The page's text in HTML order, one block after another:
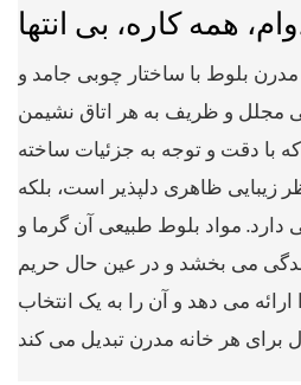
همه کاره، بی انتها
بلوط با ساختار چوبی جامد و
و ظریف به هر اتاق نشیمن
با دقت و توجه به جزئیات ساخته
زیبایی ظاهری دلپذیر است، بلکه
دارد. مواد بلوط طبیعی آن گرما و
می بخشد و در عین حال حریم
می دهد و آن را به یک انتخاب